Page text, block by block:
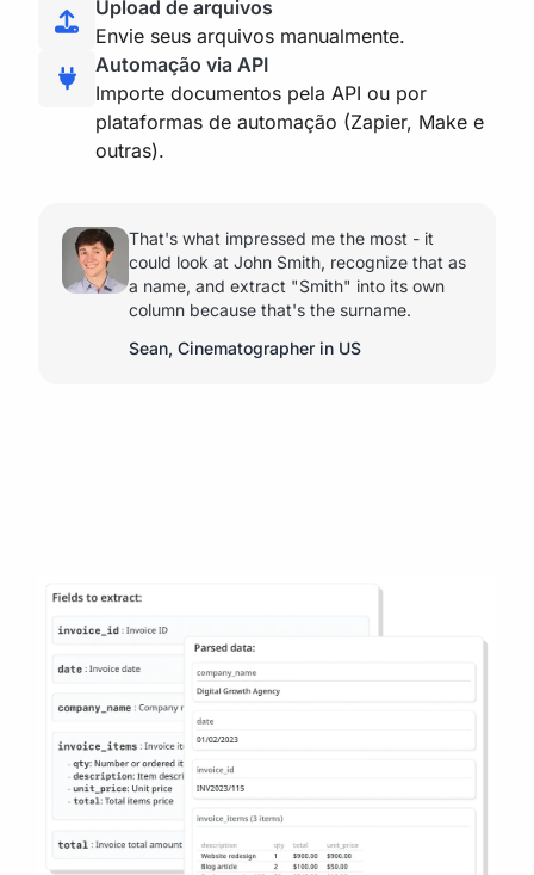
Upload de arquivos
Envie seus arquivos manualmente.
Automação via API
Importe documentos pela API ou por
plataformas de automação (Zapier, Make e
outras).
That's what impressed me the most - it
could look at John Smith, recognize that as
a name, and extract "Smith" into its own
column because that's the surname.
Sean, Cinematographer in US